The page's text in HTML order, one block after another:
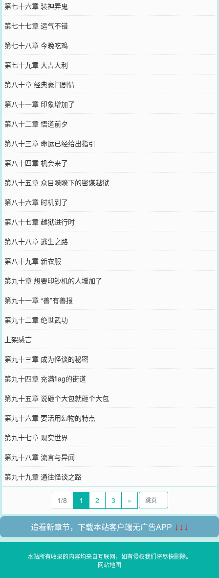
第七十六章 装神弄鬼
第七十七章 运气不错
第七十八章 今晚吃鸡
第七十九章 大吉大利
第八十章 经典豪门剧情
第八十一章 印象增加了
第八十二章 悟道前夕
第八十三章 命运已经给出指引
第八十四章 机会来了
第八十五章 众目睽睽下的密谋越狱
第八十六章 时机到了
第八十七章 越狱进行时
第八十八章 逃生之路
第八十九章 新衣服
第九十章 想要印钞机的人增加了
第九十一章 “善”有善报
第九十二章 绝世武功
上架感言
第九十三章 成为怪谈的秘密
第九十四章 充满flag的街道
第九十五章 说砸个大包就砸个大包
第九十六章 要活用幻物的特点
第九十七章 现实世界
第九十八章 流言与异闻
第九十九章 通往怪谈之路
1/8 1 2 3 »
追看新章节，下载本站客户端无广告APP ↓↓↓
本站所有收录的内容均来自互联网，如有侵权我们将尽快删除。
网站地图